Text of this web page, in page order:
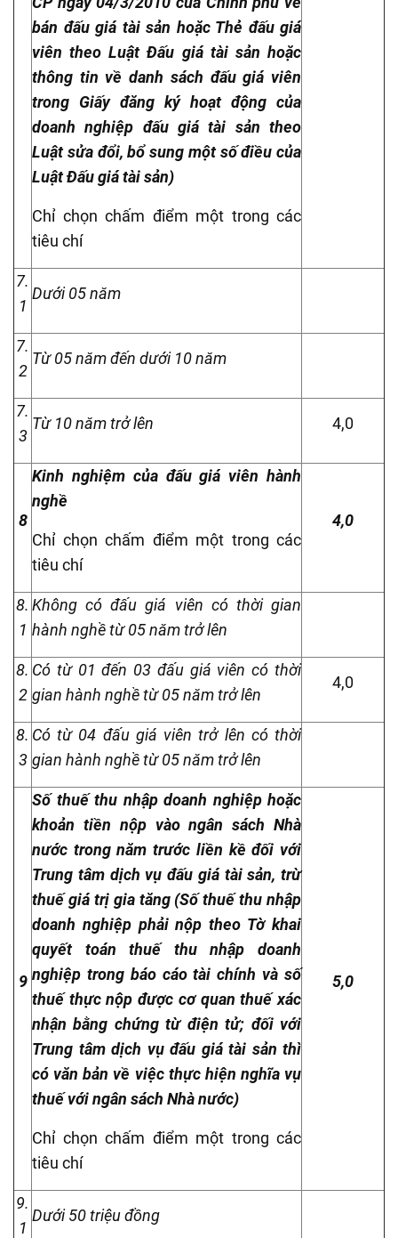
bán đấu giá tài sản hoặc Thẻ đấu giá
viên theo Luật Đấu giá tài sản hoặc
thông tin về danh sách đấu giá viên
trong Giấy đăng ký hoạt động của
doanh nghiệp đấu giá tài sản theo
Luật sửa đổi, bổ sung một số điều của
Luật Đấu giá tài sản)
Chỉ chọn chấm điểm một trong các
tiêu chí
7.
1
Dưới 05 năm
7.
2
Từ 05 năm đến dưới 10 năm
7.
3
Từ 10 năm trở lên 4,0
8
Kinh nghiệm của đấu giá viên hành
nghề
Chỉ chọn chấm điểm một trong các
tiêu chí
4,0
8.
1
Không có đấu giá viên có thời gian
hành nghề từ 05 năm trở lên
8.
2
Có từ 01 đến 03 đấu giá viên có thời
gian hành nghề từ 05 năm trở lên
4,0
8.
3
Có từ 04 đấu giá viên trở lên có thời
gian hành nghề từ 05 năm trở lên
9
Số thuế thu nhập doanh nghiệp hoặc
khoản tiền nộp vào ngân sách Nhà
nước trong năm trước liền kề đối với
Trung tâm dịch vụ đấu giá tài sản, trừ
thuế giá trị gia tăng (Số thuế thu nhập
doanh nghiệp phải nộp theo Tờ khai
quyết toán thuế thu nhập doanh
nghiệp trong báo cáo tài chính và số
thuế thực nộp được cơ quan thuế xác
nhận bằng chứng từ điện tử; đối với
Trung tâm dịch vụ đấu giá tài sản thì
có văn bản về việc thực hiện nghĩa vụ
thuế với ngân sách Nhà nước)
Chỉ chọn chấm điểm một trong các
tiêu chí
5,0
9.
1
Dưới 50 triệu đồng